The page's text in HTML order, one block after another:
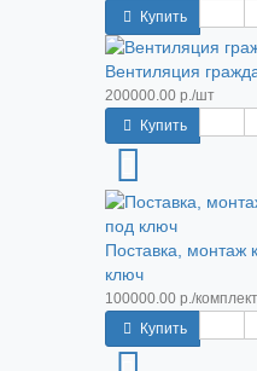
Купить
Вентиляция
200000.00 р./шт
Купить
Поставка, монтаж
ключ
100000.00 р./комплект
Купить